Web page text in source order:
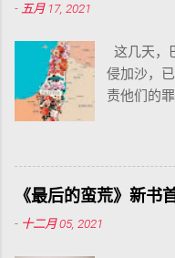
-五月 17, 2021
这几天，
侵加沙，
责他们的
和伤亡视
《最后的蛮荒》新书
- 十二月 05, 2021